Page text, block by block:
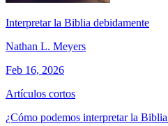
Interpretar la Biblia debidamente
Nathan L. Meyers
Feb 16, 2026
Artículos cortos
¿Cómo podemos interpretar la